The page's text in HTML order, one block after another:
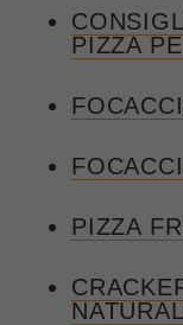
PIZZA
PIZZA